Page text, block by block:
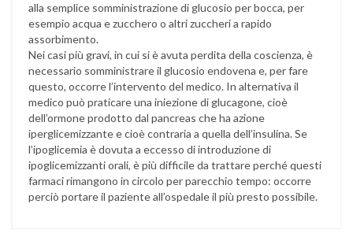
alla semplice somministrazione di glucosio per bocca, per
esempio acqua e zucchero o altri zuccheri a rapido
assorbimento.
Nei casi più gravi, in cui si è avuta perdita della coscienza, è
necessario somministrare il glucosio endovena e, per fare
questo, occorre l’intervento del medico. In alternativa il
medico può praticare una iniezione di glucagone, cioè
dell’ormone prodotto dal pancreas che ha azione
iperglicemizzante e cioè contraria a quella dell’insulina. Se
l’ipoglicemia è dovuta a eccesso di introduzione di
ipoglicemizzanti orali, è più difficile da trattare perché questi
farmaci rimangono in circolo per parecchio tempo: occorre
perciò portare il paziente all’ospedale il più presto possibile.